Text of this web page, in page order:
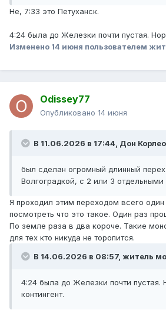
Не, 7:33 это Петуханск.
4:24 была до Железки почти пустая.
Изменено 14 июня пользователем
Odissey77
Опубликовано 14 июня
В 11.06.2026 в 17:44, Дон
был сделан огромный длинный
Волгоградкой, с 2 или 3
Я проходил этим переходом всего один
посмотреть что это такое. Один раз
По земле раза в два короче. Такие
для тех кто никуда не торопится.
В 14.06.2026 в 08:57, житель
4:24 была до Железки почти пустая.
контингент.